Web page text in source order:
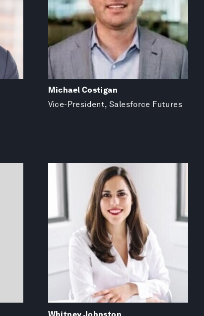
Michael Costigan
Vice-President, Salesforce Futures